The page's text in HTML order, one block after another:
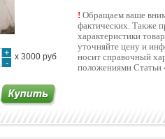
х 3000 руб
+
-
! Обращаем ваше
фактических. Также
характеристики
уточняйте цену и
носит справочный
положениями Статьи